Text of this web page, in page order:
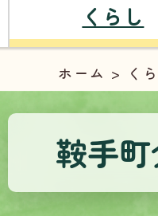
くらし
ホーム > く
鞍手